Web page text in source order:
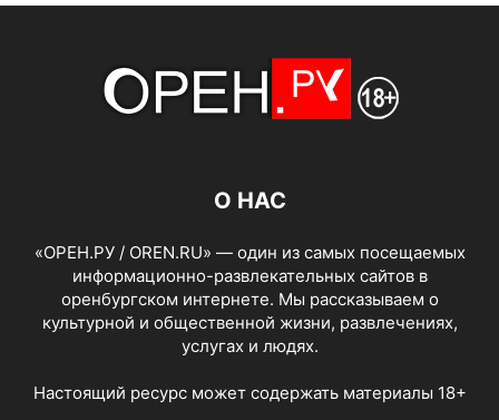
О НАС
«ОРЕН.РУ / OREN.RU» — один из самых посещаемых
информационно-развлекательных сайтов в
оренбургском интернете. Мы рассказываем о
культурной и общественной жизни, развлечениях,
услугах и людях.
Настоящий ресурс может содержать материалы 18+